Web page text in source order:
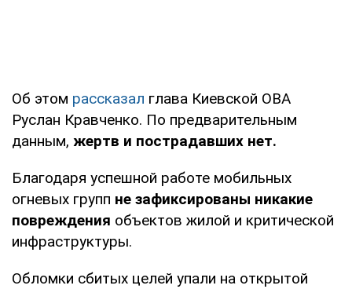
Об этом рассказал глава Киевской ОВА
Руслан Кравченко. По предварительным
данным, жертв и пострадавших нет.
Благодаря успешной работе мобильных
огневых групп не зафиксированы никакие
повреждения объектов жилой и критической
инфраструктуры.
Обломки сбитых целей упали на открытой